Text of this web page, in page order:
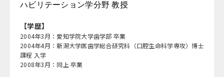
ハビリテーション学分野 教授
【学歴】
2004年3月：愛知学院大学歯学部 卒業
2004年4月：新潟大学医歯学総合研究科（口腔生命科学専攻）博士
課程 入学
2008年3月：同上 卒業